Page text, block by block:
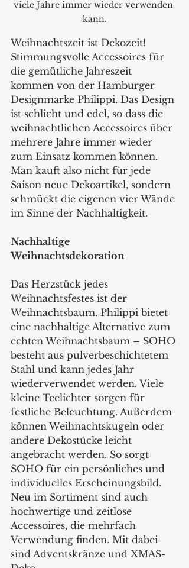
viele Jahre immer wieder verwenden
kann.
Weihnachtszeit ist Dekozeit!
Stimmungsvolle Accessoires für
die gemütliche Jahreszeit
kommen von der Hamburger
Designmarke Philippi. Das Design
ist schlicht und edel, so dass die
weihnachtlichen Accessoires über
mehrere Jahre immer wieder
zum Einsatz kommen können.
Man kauft also nicht für jede
Saison neue Dekoartikel, sondern
schmückt die eigenen vier Wände
im Sinne der Nachhaltigkeit.
Nachhaltige
Weihnachtsdekoration
Das Herzstück jedes
Weihnachtsfestes ist der
Weihnachtsbaum. Philippi bietet
eine nachhaltige Alternative zum
echten Weihnachtsbaum – SOHO
besteht aus pulverbeschichtetem
Stahl und kann jedes Jahr
wiederverwendet werden. Viele
kleine Teelichter sorgen für
festliche Beleuchtung. Außerdem
können Weihnachtskugeln oder
andere Dekostücke leicht
angebracht werden. So sorgt
SOHO für ein persönliches und
individuelles Erscheinungsbild.
Neu im Sortiment sind auch
hochwertige und zeitlose
Accessoires, die mehrfach
Verwendung finden. Mit dabei
sind Adventskränze und XMAS-